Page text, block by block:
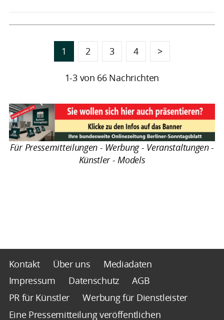
1 2 3 4 >
1-3 von 66 Nachrichten
Für Pressemitteilungen - Werbung - Veranstaltungen -
Künstler - Models
Kontakt Über uns
Mediadaten
Impressum
Datenschutz
AGB
PR für Künstler
Werbung für Dienstleister
Eine Pressemitteilung veröffentlichen